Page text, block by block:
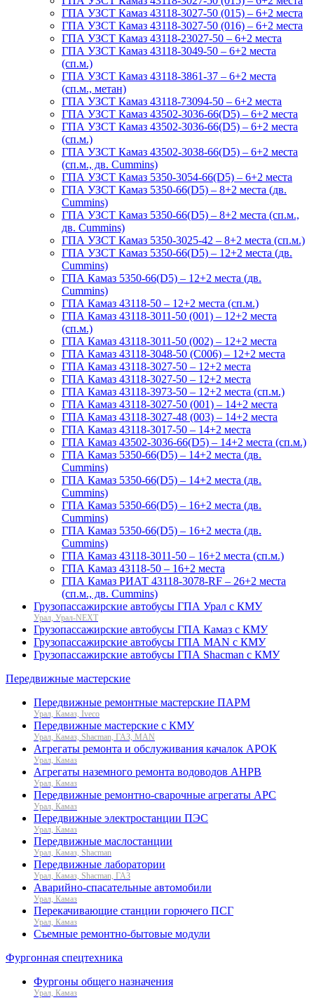
ГПА УЗСТ Камаз 43118-3027-50 (015) – 6+2 места
ГПА УЗСТ Камаз 43118-3027-50 (016) – 6+2 места
ГПА УЗСТ Камаз 43118-23027-50 – 6+2 места
ГПА УЗСТ Камаз 43118-3049-50 – 6+2 места
(сп.м.)
ГПА УЗСТ Камаз 43118-3861-37 – 6+2 места
(сп.м., метан)
ГПА УЗСТ Камаз 43118-73094-50 – 6+2 места
ГПА УЗСТ Камаз 43502-3036-66(D5) – 6+2 места
ГПА УЗСТ Камаз 43502-3036-66(D5) – 6+2 места
(сп.м.)
ГПА УЗСТ Камаз 43502-3038-66(D5) – 6+2 места
(сп.м., дв. Cummins)
ГПА УЗСТ Камаз 5350-3054-66(D5) – 6+2 места
ГПА УЗСТ Камаз 5350-66(D5) – 8+2 места (дв.
Cummins)
ГПА УЗСТ Камаз 5350-66(D5) – 8+2 места (сп.м.,
дв. Cummins)
ГПА УЗСТ Камаз 5350-3025-42 – 8+2 места (сп.м.)
ГПА УЗСТ Камаз 5350-66(D5) – 12+2 места (дв.
Cummins)
ГПА Камаз 5350-66(D5) – 12+2 места (дв.
Cummins)
ГПА Камаз 43118-50 – 12+2 места (сп.м.)
ГПА Камаз 43118-3011-50 (001) – 12+2 места
(сп.м.)
ГПА Камаз 43118-3011-50 (002) – 12+2 места
ГПА Камаз 43118-3048-50 (С006) – 12+2 места
ГПА Камаз 43118-3027-50 – 12+2 места
ГПА Камаз 43118-3027-50 – 12+2 места
ГПА Камаз 43118-3973-50 – 12+2 места (сп.м.)
ГПА Камаз 43118-3027-50 (001) – 14+2 места
ГПА Камаз 43118-3027-48 (003) – 14+2 места
ГПА Камаз 43118-3017-50 – 14+2 места
ГПА Камаз 43502-3036-66(D5) – 14+2 места (сп.м.)
ГПА Камаз 5350-66(D5) – 14+2 места (дв.
Cummins)
ГПА Камаз 5350-66(D5) – 14+2 места (дв.
Cummins)
ГПА Камаз 5350-66(D5) – 16+2 места (дв.
Cummins)
ГПА Камаз 5350-66(D5) – 16+2 места (дв.
Cummins)
ГПА Камаз 43118-3011-50 – 16+2 места (сп.м.)
ГПА Камаз 43118-50 – 16+2 места
ГПА Камаз РИАТ 43118-3078-RF – 26+2 места
(сп.м., дв. Cummins)
Грузопассажирские автобусы ГПА Урал с КМУ
Урал, Урал-NEXT
Грузопассажирские автобусы ГПА Камаз с КМУ
Грузопассажирские автобусы ГПА MAN с КМУ
Грузопассажирские автобусы ГПА Shacman с КМУ
Передвижные мастерские
Передвижные ремонтные мастерские ПАРМ
Урал, Камаз, Iveco
Передвижные мастерские с КМУ
Урал, Камаз, Shacman, ГАЗ, MAN
Агрегаты ремонта и обслуживания качалок АРОК
Урал, Камаз
Агрегаты наземного ремонта водоводов АНРВ
Урал, Камаз
Передвижные ремонтно-сварочные агрегаты АРС
Урал, Камаз
Передвижные электростанции ПЭС
Урал, Камаз
Передвижные маслостанции
Урал, Камаз, Shacman
Передвижные лаборатории
Урал, Камаз, Shacman, ГАЗ
Аварийно-спасательные автомобили
Урал, Камаз
Перекачивающие станции горючего ПСГ
Урал, Камаз
Съемные ремонтно-бытовые модули
Фургонная спецтехника
Фургоны общего назначения
Урал, Камаз